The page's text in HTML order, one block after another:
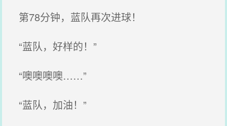
第78分钟，蓝队再次进球！
“蓝队，好样的！”
“噢噢噢噢……”
“蓝队，加油！”